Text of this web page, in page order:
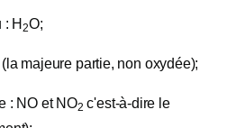
: H2O;
(la majeure partie, non oxydée);
: NO et NO2 c'est-à-dire le